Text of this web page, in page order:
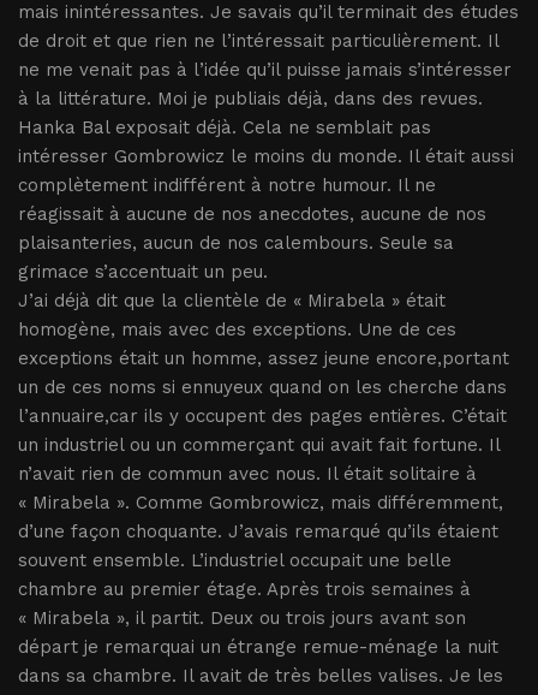
mais inintéressantes. Je savais qu’il terminait des études
de droit et que rien ne l’intéressait particulièrement. Il
ne me venait pas à l’idée qu’il puisse jamais s’intéresser
à la littérature. Moi je publiais déjà, dans des revues.
Hanka Bal exposait déjà. Cela ne semblait pas
intéresser Gombrowicz le moins du monde. Il était aussi
complètement indifférent à notre humour. Il ne
réagissait à aucune de nos anecdotes, aucune de nos
plaisanteries, aucun de nos calembours. Seule sa
grimace s’accentuait un peu.
J’ai déjà dit que la clientèle de « Mirabela » était
homogène, mais avec des exceptions. Une de ces
exceptions était un homme, assez jeune encore,portant
un de ces noms si ennuyeux quand on les cherche dans
l’annuaire,car ils y occupent des pages entières. C’était
un industriel ou un commerçant qui avait fait fortune. Il
n’avait rien de commun avec nous. Il était solitaire à
« Mirabela ». Comme Gombrowicz, mais différemment,
d’une façon choquante. J’avais remarqué qu’ils étaient
souvent ensemble. L’industriel occupait une belle
chambre au premier étage. Après trois semaines à
« Mirabela », il partit. Deux ou trois jours avant son
départ je remarquai un étrange remue-ménage la nuit
dans sa chambre. Il avait de très belles valises. Je les